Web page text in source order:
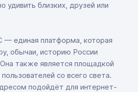
удивить близких, друзей или
— единая платформа, которая
обычаи, историю России
также является площадкой
со всего света.
подойдёт для интернет-